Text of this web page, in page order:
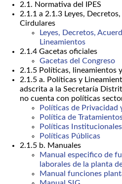
2.1. Normativa del IPES
2.1.1 a 2.1.3 Leyes,
Cirdulares
Leyes, Decretos,
Lineamientos
2.1.4 Gacetas oficiales
Gacetas del Congreso
2.1.5 Políticas, lineamientos
2.1.5 a. Políticas y
adscrita a la Secretaría
no cuenta con políticas
Políticas de Privacidad
Política de
Políticas Institucionales
Políticas Públicas
2.1.5 b. Manuales
Manual especifico de
laborales de la planta
Manual funciones